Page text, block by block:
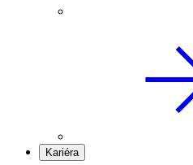
Kariéra